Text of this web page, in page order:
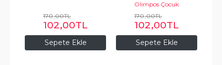
Sepete Ekle
170,00TL
102,00TL
Sepete Ekle
Olimpos Çocuk
170,00TL
102,00TL